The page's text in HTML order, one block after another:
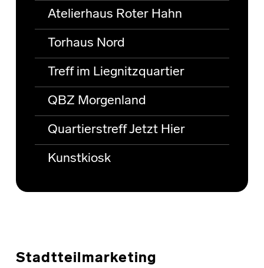
Atelierhaus Roter Hahn
Torhaus Nord
Treff im Liegnitzquartier
QBZ Morgenland
Quartierstreff Jetzt Hier
Kunstkiosk
Stadtteilmarketing